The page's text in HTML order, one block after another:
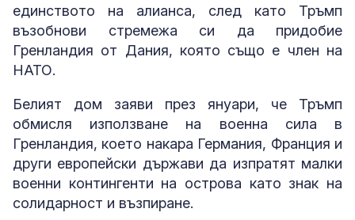
единството на алианса, след като Тръмп
възобнови стремежа си да придобие
Гренландия от Дания, която също е член на
НАТО.
Белият дом заяви през януари, че Тръмп
обмисля използване на военна сила в
Гренландия, което накара Германия, Франция и
други европейски държави да изпратят малки
военни контингенти на острова като знак на
солидарност и възпиране.